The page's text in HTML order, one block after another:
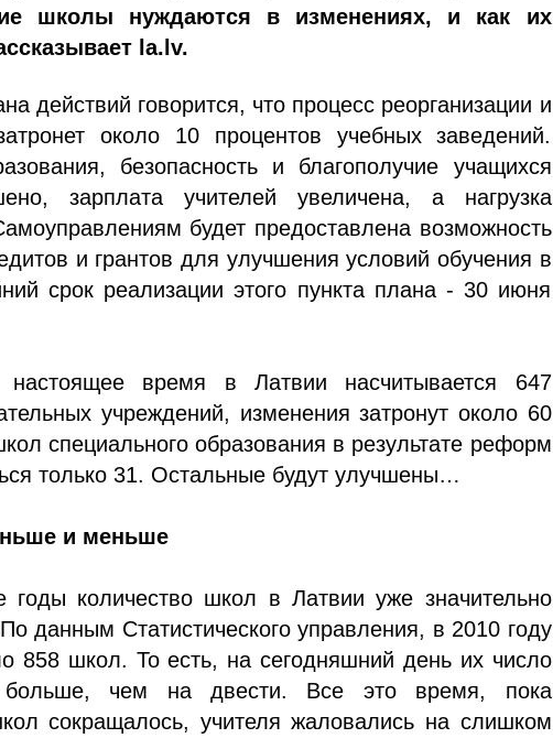
школы нуждаются в изменениях, и как их
la.lv.
действий говорится, что процесс реорганизации и
около 10 процентов учебных заведений.
безопасность и благополучие учащихся
зарплата учителей увеличена, а нагрузка
будет предоставлена возможность
и грантов для улучшения условий обучения в
срок реализации этого пункта плана - 30 июня
настоящее время в Латвии насчитывается 647
учреждений, изменения затронут около 60
специального образования в результате реформ
только 31. Остальные будут улучшены…
и меньше
годы количество школ в Латвии уже значительно
данным Статистического управления, в 2010 году
858 школ. То есть, на сегодняшний день их число
больше, чем на двести. Все это время, пока
сокращалось, учителя жаловались на слишком